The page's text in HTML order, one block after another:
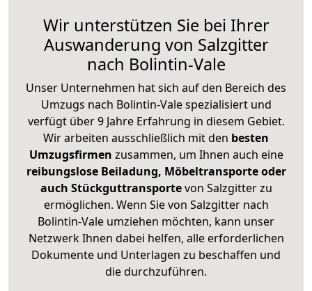
Wir unterstützen Sie bei Ihrer
Auswanderung von Salzgitter
nach Bolintin-Vale
Unser Unternehmen hat sich auf den Bereich des
Umzugs nach Bolintin-Vale spezialisiert und
verfügt über 9 Jahre Erfahrung in diesem Gebiet.
Wir arbeiten ausschließlich mit den besten
Umzugsfirmen zusammen, um Ihnen auch eine
reibungslose Beiladung, Möbeltransporte oder
auch Stückguttransportevon Salzgitter zu
ermöglichen. Wenn Sie von Salzgitter nach
Bolintin-Vale umziehen möchten, kann unser
Netzwerk Ihnen dabei helfen, alle erforderlichen
Dokumente und Unterlagen zu beschaffen und
die durchzuführen.